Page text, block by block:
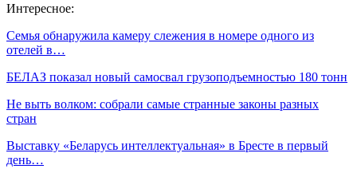
Интересное:
Семья обнаружила камеру слежения в номере одного из
отелей в…
БЕЛАЗ показал новый самосвал грузоподъемностью 180 тонн
Не выть волком: собрали самые странные законы разных
стран
Выставку «Беларусь интеллектуальная» в Бресте в первый
день…